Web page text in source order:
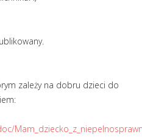
zależy na dobru dzieci do